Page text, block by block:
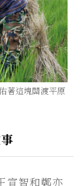
著這塊關渡平原
宣智和鄭亦